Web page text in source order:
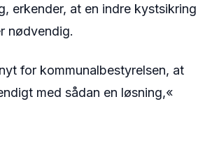
erkender, at en indre kystsikring
nødvendig.
for kommunalbestyrelsen, at
med sådan en løsning,«